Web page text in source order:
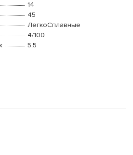
14
45
ЛегкоСплавные
4/100
5,5